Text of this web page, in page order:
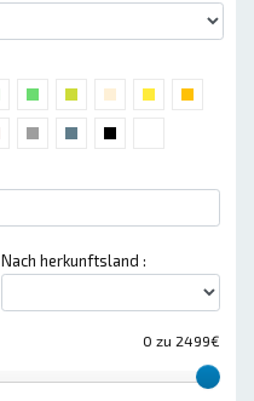
Nach herkunftsland :
0 zu 2499€